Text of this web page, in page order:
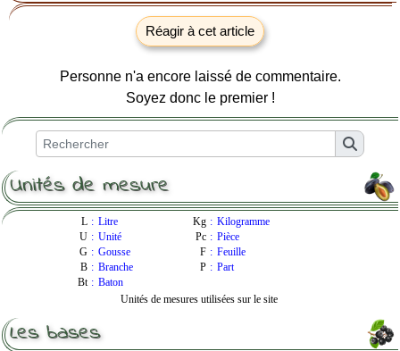
Unités de mesure
L : Litre Kg : Kilogramme
U : Unité Pc : Pièce
G : Gousse F : Feuille
B : Branche P : Part
Bt : Baton
Unités de mesures utilisées sur le site
Les bases
Réagir à cet article
Personne n'a encore laissé de commentaire.
Soyez donc le premier !